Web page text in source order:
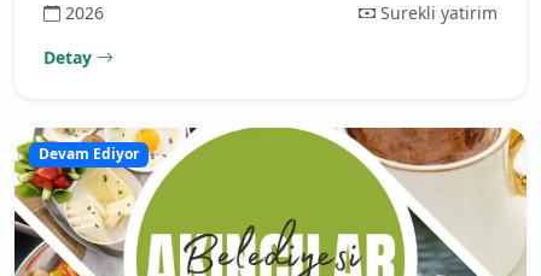
2026
Surekli yatirim
Detay
Devam Ediyor